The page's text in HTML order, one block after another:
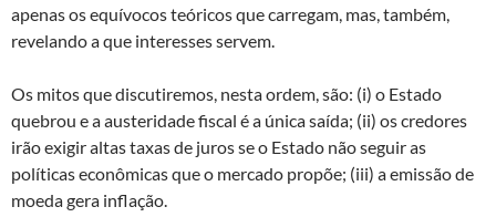
apenas os equívocos teóricos que carregam, mas, também,
revelando a que interesses servem.
Os mitos que discutiremos, nesta ordem, são: (i) o Estado
quebrou e a austeridade fiscal é a única saída; (ii) os credores
irão exigir altas taxas de juros se o Estado não seguir as
políticas econômicas que o mercado propõe; (iii) a emissão de
moeda gera inflação.